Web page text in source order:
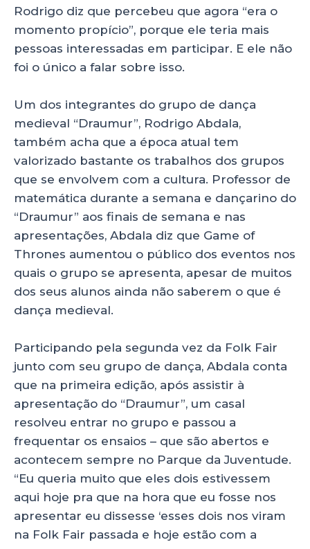
Rodrigo diz que percebeu que agora “era o
momento propício”, porque ele teria mais
pessoas interessadas em participar. E ele não
foi o único a falar sobre isso.
Um dos integrantes do grupo de dança
medieval “Draumur”, Rodrigo Abdala,
também acha que a época atual tem
valorizado bastante os trabalhos dos grupos
que se envolvem com a cultura. Professor de
matemática durante a semana e dançarino do
“Draumur” aos finais de semana e nas
apresentações, Abdala diz que Game of
Thrones aumentou o público dos eventos nos
quais o grupo se apresenta, apesar de muitos
dos seus alunos ainda não saberem o que é
dança medieval.
Participando pela segunda vez da Folk Fair
junto com seu grupo de dança, Abdala conta
que na primeira edição, após assistir à
apresentação do “Draumur”, um casal
resolveu entrar no grupo e passou a
frequentar os ensaios – que são abertos e
acontecem sempre no Parque da Juventude.
“Eu queria muito que eles dois estivessem
aqui hoje pra que na hora que eu fosse nos
apresentar eu dissesse ‘esses dois nos viram
na Folk Fair passada e hoje estão com a